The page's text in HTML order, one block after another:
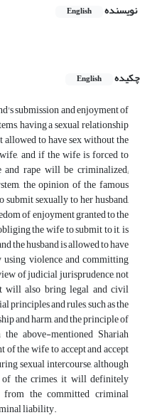
نویسنده English
چکیده
English
submission and enjoyment of
having a sexual relationship
allowed to have sex without the
and if the wife is forced to
and rape will be criminalized;
the opinion of the famous
sexually to her husband,
of enjoyment granted to the
the wife to submit to it, is
the husband is allowed to have
violence and committing
of judicial jurisprudence, not
will also bring legal and civil
and rules, such as the
and harm, and the principle of
above-mentioned Shariah
the wife to accept and accept
sexual intercourse, although
the crimes, it will definitely
the committed criminal
liability.